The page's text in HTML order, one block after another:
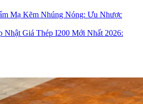
Mạ Kẽm Nhúng Nóng: Ưu Nhược
Nhật Giá Thép I200 Mới Nhất 2026: